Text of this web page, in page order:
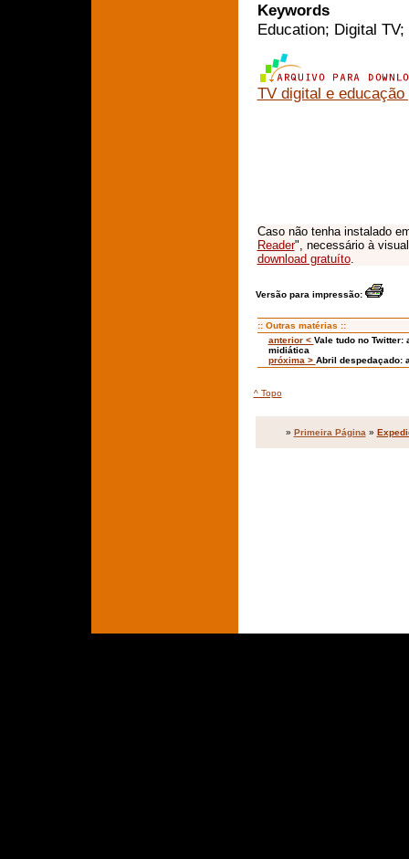
Keywords
Education; Digital
TV digital e
Caso não tenha instalado
Reader", necessário à
download gratuíto.
Versão para impressão:
:: Outras matérias ::
anterior < Vale tudo no
midiática
próxima > Abril despedaçado:
^ Topo
» Primeira Página »